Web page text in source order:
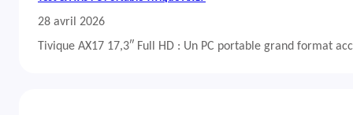
28 avril 2026
Tivique AX17 17,3″ Full HD : Un PC portable grand format